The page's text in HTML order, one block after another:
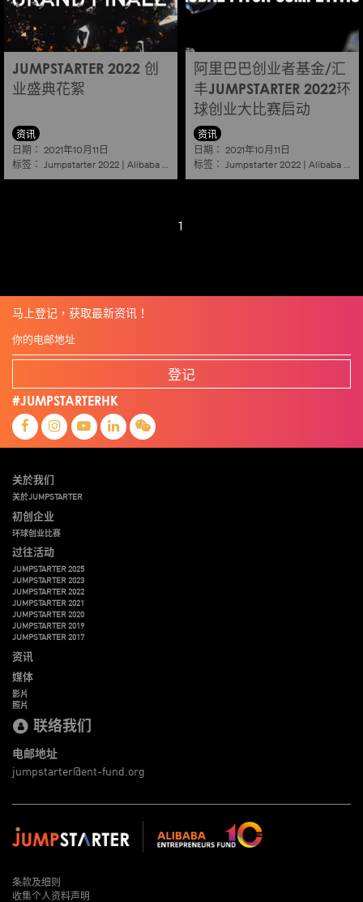
JUMPSTARTER 2022 创
业盛典花絮
资讯
日期： 2021年10月11日
标签： Jumpstarter 2022 | Alibaba Startup
阿里巴巴创业者基金/汇
丰JUMPSTARTER 2022环
球创业大比赛启动
资讯
日期： 2021年10月11日
标签： Jumpstarter 2022 | Alibaba
1
马上登记，获取最新资讯！
登记
#JUMPSTARTERHK
关於我们
关於JUMPSTARTER
初创企业
环球创业比赛
过往活动
JUMPSTARTER 2025
JUMPSTARTER 2023
JUMPSTARTER 2022
JUMPSTARTER 2021
JUMPSTARTER 2020
JUMPSTARTER 2019
JUMPSTARTER 2017
资讯
媒体
影片
照片
联络我们
电邮地址
jumpstarter@ent-fund.org
条款及细则
收集个人资料声明